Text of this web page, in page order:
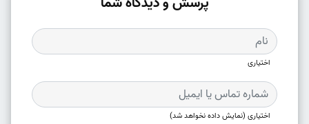
اختیاری
اختیاری (نمایش داده نخواهد شد)